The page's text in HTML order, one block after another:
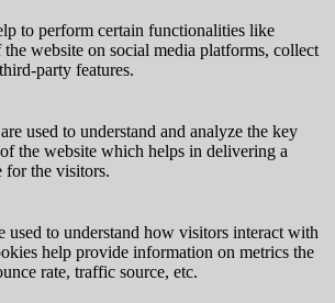
to perform certain functionalities like
website on social media platforms, collect
party features.
used to understand and analyze the key
the website which helps in delivering a
for the visitors.
used to understand how visitors interact with
help provide information on metrics the
rate, traffic source, etc.